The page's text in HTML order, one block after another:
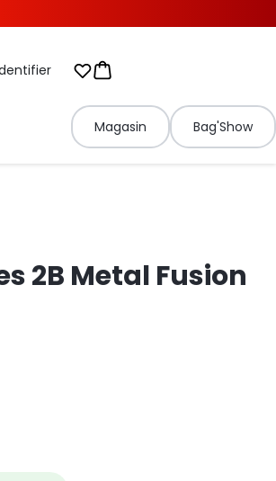
Mes listes d'envies
Panier
Magasin Bag'Show
2B Metal Fusion